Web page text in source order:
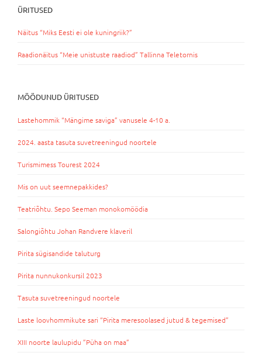
ÜRITUSED
Näitus “Miks Eesti ei ole kuningriik?”
Raadionäitus “Meie unistuste raadiod” Tallinna Teletornis
MÖÖDUNUD ÜRITUSED
Lastehommik “Mängime saviga” vanusele 4-10 a.
2024. aasta tasuta suvetreeningud noortele
Turismimess Tourest 2024
Mis on uut seemnepakkides?
Teatriõhtu. Sepo Seeman monokomöödia
Salongiõhtu Johan Randvere klaveril
Pirita sügisandide taluturg
Pirita nunnukonkursil 2023
Tasuta suvetreeningud noortele
Laste loovhommikute sari “Pirita meresoolased jutud & tegemised”
XIII noorte laulupidu ”Püha on maa”